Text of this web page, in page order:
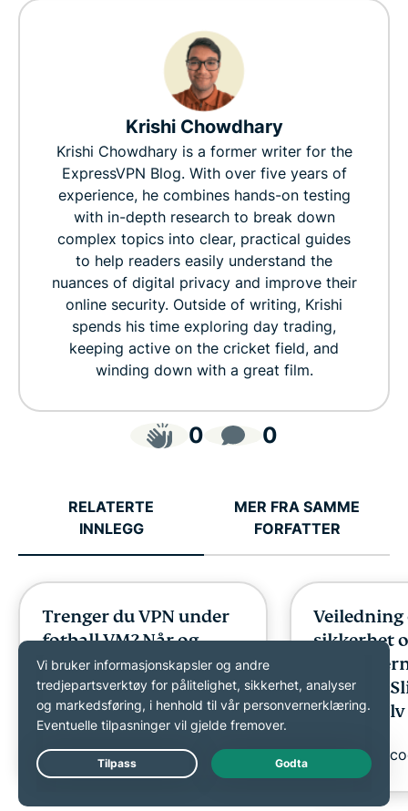
Krishi Chowdhary
Krishi Chowdhary is a former writer for the
ExpressVPN Blog. With over five years of
experience, he combines hands-on testing
with in-depth research to break down
complex topics into clear, practical guides
to help readers easily understand the
nuances of digital privacy and improve their
online security. Outside of writing, Krishi
spends his time exploring day trading,
keeping active on the cricket field, and
winding down with a great film.
0 0
RELATERTE
INNLEGG
MER FRA SAMME
FORFATTER
Trenger du VPN under
fotball-VM? Når og
hvorfor du bør bruke
det
Elly Hancock 12 min
Veiledning
sikkerhet
FIFA VM:
du deg
Elly
Live Chat